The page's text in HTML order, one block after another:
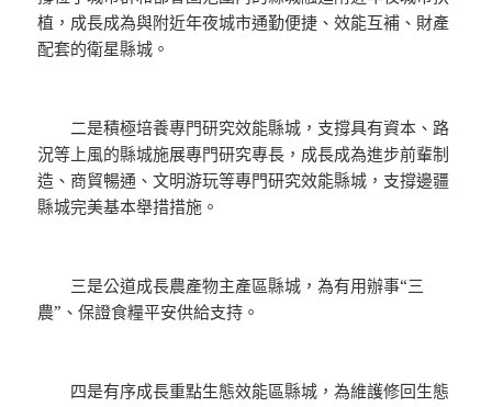
植，成長成為與附近年夜城市通勤便捷、效能互補、財產
配套的衛星縣城。
二是積極培養專門研究效能縣城，支撐具有資本、路
況等上風的縣城施展專門研究專長，成長成為進步前輩制
造、商貿暢通、文明游玩等專門研究效能縣城，支撐邊疆
縣城完美基本舉措措施。
三是公道成長農產物主產區縣城，為有用辦事“三
農”、保證食糧平安供給支持。
四是有序成長重點生態效能區縣城，為維護修回生態